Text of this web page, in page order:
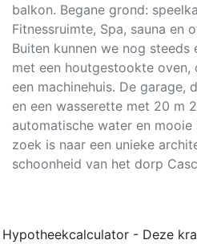
balkon. Begane grond:
Fitnessruimte, Spa, sauna en
Buiten kunnen we nog steeds
met een houtgestookte
een machinehuis. De garage,
en een wasserette met 20 m
automatische water en
zoek is naar een unieke
schoonheid van het dorp
Hypotheekcalculator - Deze